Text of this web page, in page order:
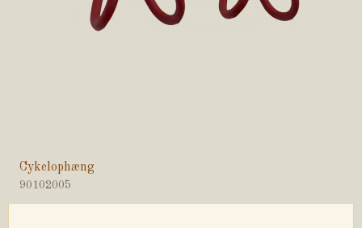
Cykelophæng
90102005